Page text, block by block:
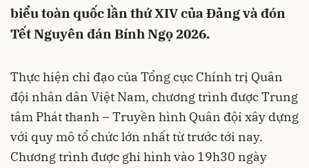
biểu toàn quốc lần thứ XIV của Đảng và đón
Tết Nguyên đán Bính Ngọ 2026.
Thực hiện chỉ đạo của Tổng cục Chính trị Quân
đội nhân dân Việt Nam, chương trình được Trung
tâm Phát thanh – Truyền hình Quân đội xây dựng
với quy mô tổ chức lớn nhất từ trước tới nay.
Chương trình được ghi hình vào 19h30 ngày